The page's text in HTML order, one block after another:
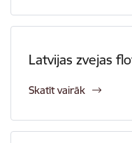
Latvijas zvejas
Skatīt vairāk